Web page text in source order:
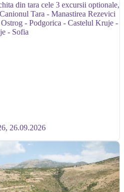
din tara cele 3 excursii optionale,
Tara - Manastirea Rezevici
- Podgorica - Castelul Kruje -
- Sofia
26.09.2026